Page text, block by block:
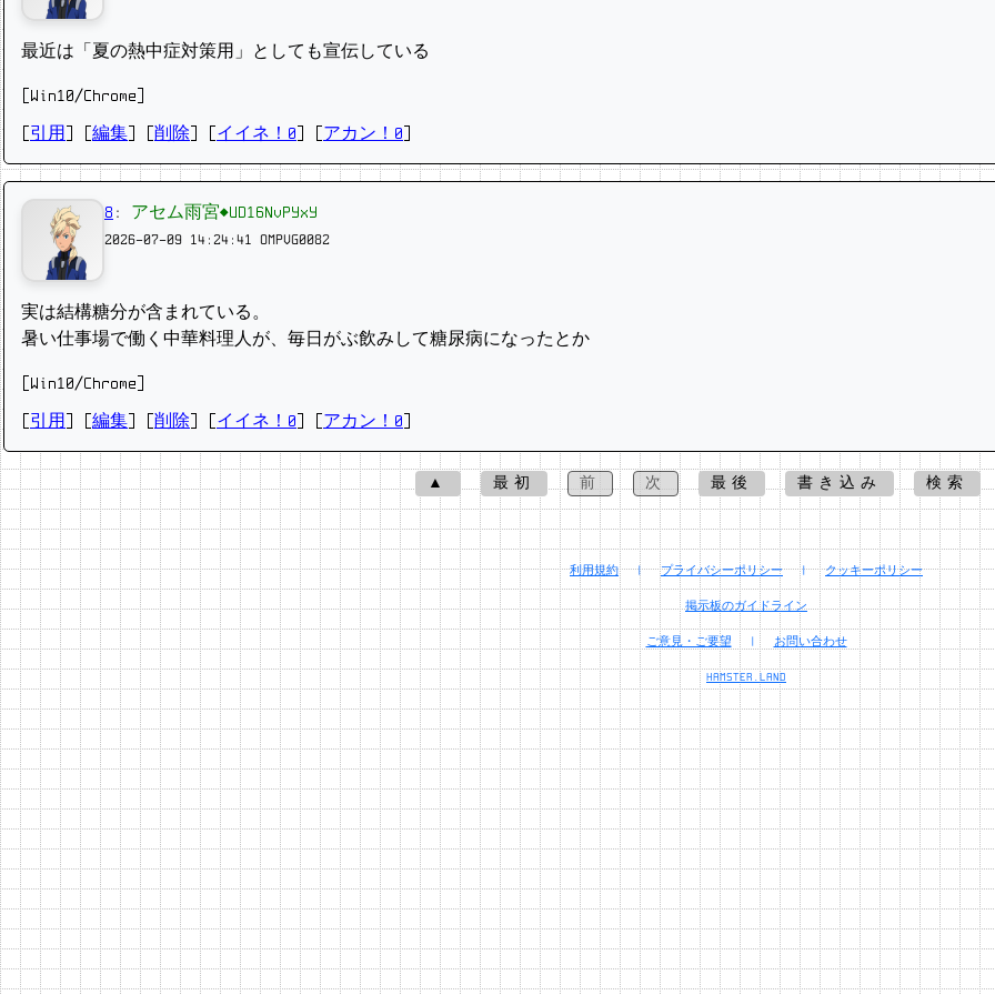
最近は「夏の熱中症対策用」としても宣伝している
[Win10/Chrome]
引用 編集 削除 イイネ！0 アカン！0
8 : アセム雨宮◆UD16NvPYxY
2026-07-09 14:24:41 OMPVG0082
実は結構糖分が含まれている。
暑い仕事場で働く中華料理人が、毎日がぶ飲みして糖尿病になったとか
[Win10/Chrome]
引用 編集 削除 イイネ！0 アカン！0
▲ 最初 前 次 最後 書き込み 検索
利用規約 | プライバシーポリシー | クッキーポリシー
掲示板のガイドライン
ご意見・ご要望 | お問い合わせ
HAMSTER.LAND